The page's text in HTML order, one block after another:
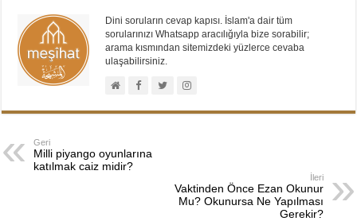
Dini soruların cevap kapısı. İslam'a dair tüm
sorularınızı Whatsapp aracılığıyla bize sorabilir;
arama kısmından sitemizdeki yüzlerce cevaba
ulaşabilirsiniz.
Geri
Milli piyango oyunlarına
katılmak caiz midir?
İleri
Vaktinden Önce Ezan Okunur
Mu? Okunursa Ne Yapılması
Gerekir?